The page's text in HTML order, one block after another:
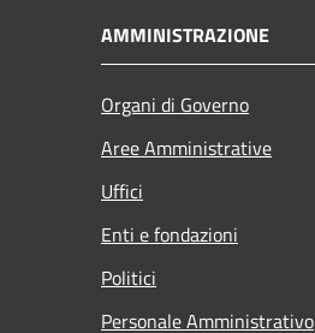
AMMINISTRAZIONE
Organi di Governo
Aree Amministrative
Uffici
Enti e fondazioni
Politici
Personale Amministrativo